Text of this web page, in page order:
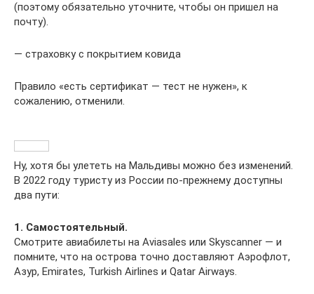
(поэтому обязательно уточните, чтобы он пришел на
почту).
— страховку с покрытием ковида
Правило «есть сертификат — тест не нужен», к
сожалению, отменили.
Ну, хотя бы улететь на Мальдивы можно без изменений.
В 2022 году туристу из России по-прежнему доступны
два пути:
1. Cамостоятельный.
Смотрите авиабилеты на Aviasales или Skyscanner — и
помните, что на острова точно доставляют Аэрофлот,
Азур, Emirates, Turkish Airlines и Qatar Airways.